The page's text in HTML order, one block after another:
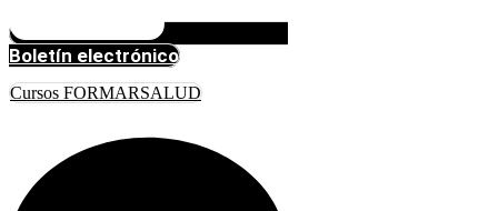
Boletín electrónico
Cursos FORMARSALUD